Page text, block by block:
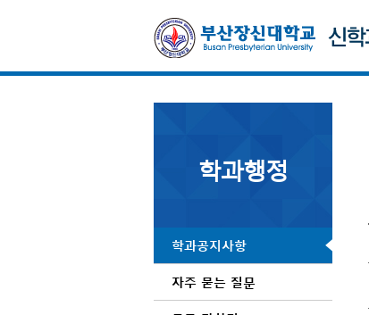
학과행정
학과공지사항
자주 묻는 질문